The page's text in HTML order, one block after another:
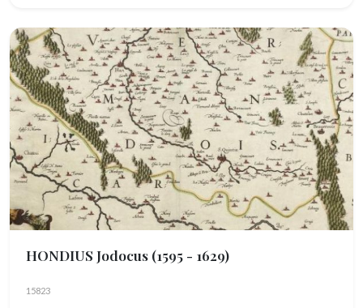
HONDIUS Jodocus (1595 - 1629)
15823